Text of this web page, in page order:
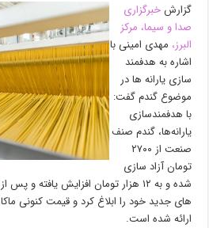
گزارشخبرگزاری
صدا و سیما، مرکز
البرز، مهدی امینی با
اشاره به هدفمند
سازی یارانه ها در
موضوع گندم گفت:
با هدفمندسازی
یارانه‌ها، گندم صنف
صنعت از ۲۷۰۰
تومان آزاد سازی
شده و به ۱۲ هزار تومان افزایش یافته
های جدید خود را ابلاغ کرد و قیمت کنونی
ارائه شده است.